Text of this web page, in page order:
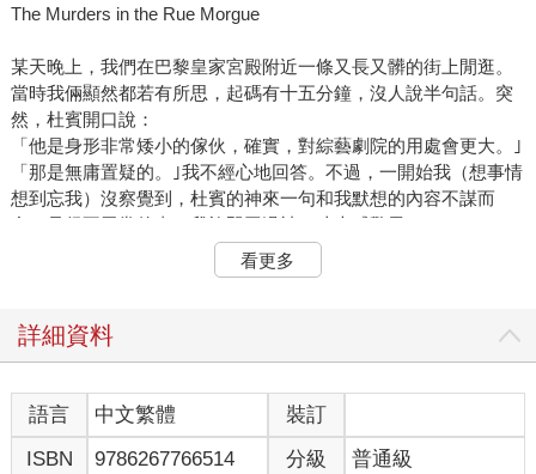
The Murders in the Rue Morgue
某天晚上，我們在巴黎皇家宮殿附近一條又長又髒的街上閒逛。
當時我倆顯然都若有所思，起碼有十五分鐘，沒人說半句話。突
然，杜賓開口說：
「他是身形非常矮小的傢伙，確實，對綜藝劇院的用處會更大。｣
「那是無庸置疑的。｣我不經心地回答。不過，一開始我（想事情
想到忘我）沒察覺到，杜賓的神來一句和我默想的內容不謀而
合，是很不尋常的事。我旋即回過神，才大感驚異。
「杜賓，｣我正色說，「我實在無法理解。我就直說吧，這實在教
我嘆為觀止，幾乎不敢相信自己的耳朵。你怎麼可能知道我想著
誰。
那就是我心裡默想的主題啊。尚堤耶原本是聖德尼街的修鞋匠，
後來迷上了舞台，曾在克黑比庸的悲劇《薛西斯王》中演薛西斯
王，嘔心瀝血卻遭到大肆嘲諷訕笑。
看更多
詳細資料
語言 中文繁體
裝訂
ISBN
9786267766514 分級 普通級